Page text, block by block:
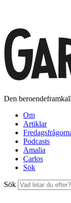
Den
Om
Artiklar
Podcasts
Amalia
Carlos
Sök
Sök